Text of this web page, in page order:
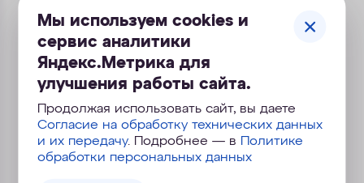
Доставка крупногабаритных
товаров - от 1500 руб.
При заказе товара от 7000 руб. —
БЕСПЛАТНО
Мы используем cookies и
сервис аналитики
Яндекс.Метрика для
улучшения работы сайта.
Продолжая использовать сайт, вы даете
Согласие на обработку технических данных
и их передачу. Подробнее — в
Политике
обработки персональных данных